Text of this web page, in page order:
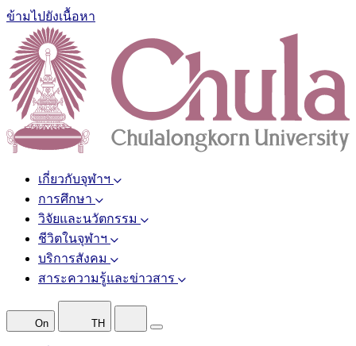
ข้ามไปยังเนื้อหา
เกี่ยวกับจุฬาฯ
การศึกษา
วิจัยและนวัตกรรม
ชีวิตในจุฬาฯ
บริการสังคม
สาระความรู้และข่าวสาร
On TH